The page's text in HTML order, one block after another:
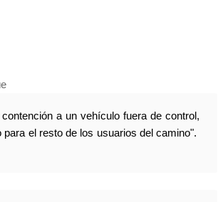
a un vehículo fuera de control,
el resto de los usuarios del camino".